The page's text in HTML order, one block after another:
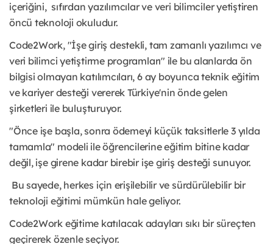
içeriğini, sıfırdan yazılımcılar ve veri bilimciler yetiştiren
öncü teknoloji okuludur.
Code2Work, "İşe giriş destekli, tam zamanlı yazılımcı ve
veri bilimci yetiştirme programları" ile bu alanlarda ön
bilgisi olmayan katılımcıları, 6 ay boyunca teknik eğitim
ve kariyer desteği vererek Türkiye'nin önde gelen
şirketleri ile buluşturuyor.
"Önce işe başla, sonra ödemeyi küçük taksitlerle 3 yılda
tamamla" modeli ile öğrencilerine eğitim bitine kadar
değil, işe girene kadar birebir işe giriş desteği sunuyor.
Bu sayede, herkes için erişilebilir ve sürdürülebilir bir
teknoloji eğitimi mümkün hale geliyor.
Code2Work eğitime katılacak adayları sıkı bir süreçten
geçirerek özenle seçiyor.